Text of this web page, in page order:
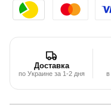
Доставка
по Украине за 1-2 дня в